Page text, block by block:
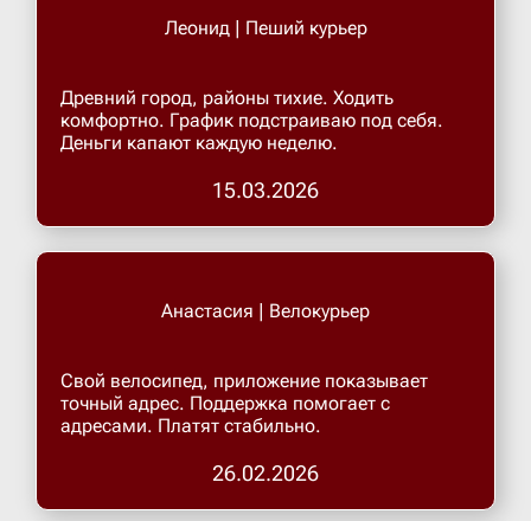
Леонид | Пеший курьер
Древний город, районы тихие. Ходить
комфортно. График подстраиваю под себя.
Деньги капают каждую неделю.
15.03.2026
Анастасия | Велокурьер
Свой велосипед, приложение показывает
точный адрес. Поддержка помогает с
адресами. Платят стабильно.
26.02.2026